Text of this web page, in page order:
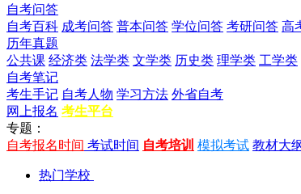
自考问答
自考百科 成考问答 普本问答 学位问答 考研问答 高
历年真题
公共课 经济类 法学类 文学类 历史类 理学类 工学类
自考笔记
考生手记 自考人物 学习方法 外省自考
网上报名 考生平台
专题：
自考报名时间 考试时间 自考培训 模拟考试 教材大
热门学校